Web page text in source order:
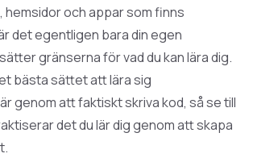
hemsidor och appar som finns
det egentligen bara din egen
gränserna för vad du kan lära dig.
bästa sättet att lära sig
genom att faktiskt skriva kod, så se till
det du lär dig genom att skapa